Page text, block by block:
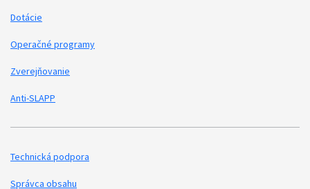
Dotácie
Operačné programy
Zverejňovanie
Anti-SLAPP
Podporné odkazy
Technická podpora
Správca obsahu